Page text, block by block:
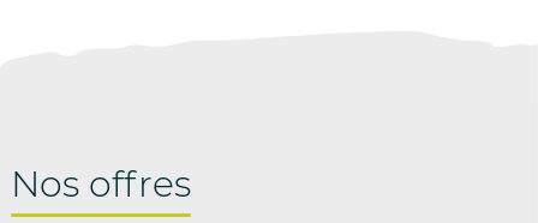
Nos offres